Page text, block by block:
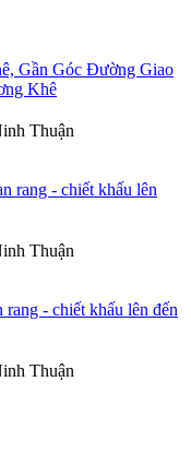
Gần Góc Đường Giao
Khê
Thuận
rang - chiết khấu lên
Thuận
- chiết khấu lên đến
Thuận